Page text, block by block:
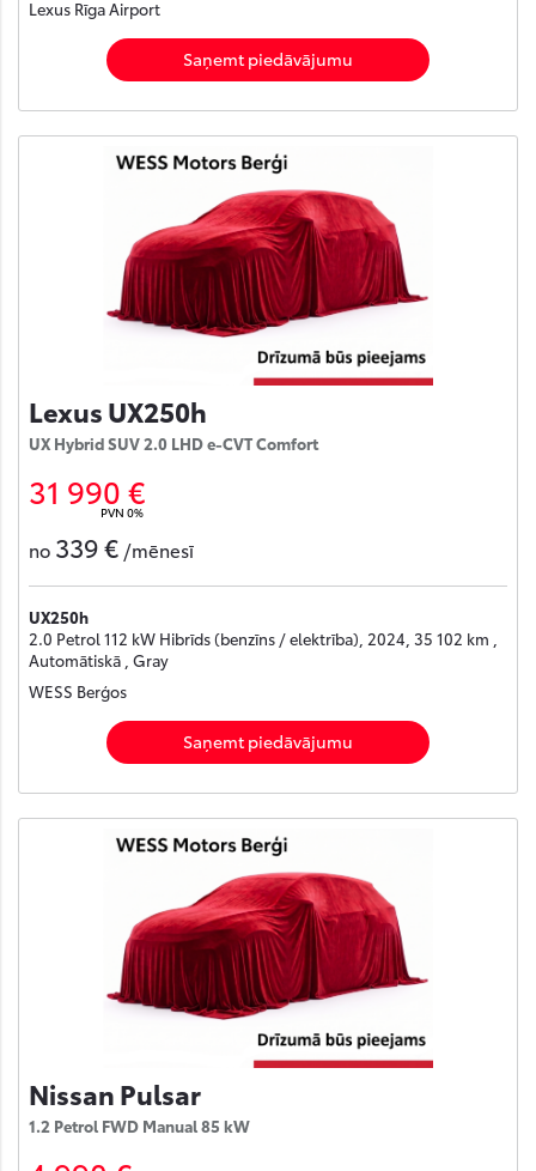
Lexus Rīga Airport
Saņemt piedāvājumu
Lexus UX250h
UX Hybrid SUV 2.0 LHD e-CVT Comfort
31 990 €
PVN 0%
no 339 € /mēnesī
UX250h
2.0 Petrol 112 kW Hibrīds (benzīns / elektrība), 2024, 35 102 km ,
Automātiskā , Gray
WESS Berģos
Saņemt piedāvājumu
Nissan Pulsar
1.2 Petrol FWD Manual 85 kW